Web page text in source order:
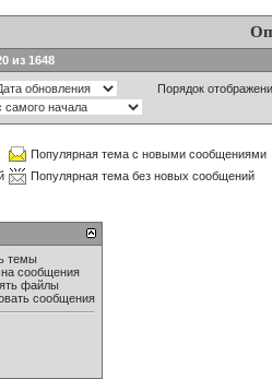
из 1648
Порядок
Популярная тема с новыми сообщениями
Популярная тема без новых сообщений
темы
на сообщения
файлы
сообщения